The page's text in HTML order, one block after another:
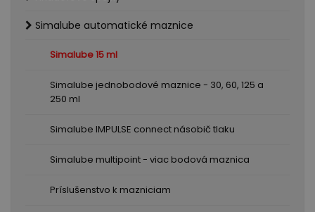
Simalube automatické maznice
Simalube 15 ml
Simalube jednobodové maznice - 30, 60, 125 a
250 ml
Simalube IMPULSE connect násobič tlaku
Simalube multipoint - viac bodová maznica
Príslušenstvo k mazniciam